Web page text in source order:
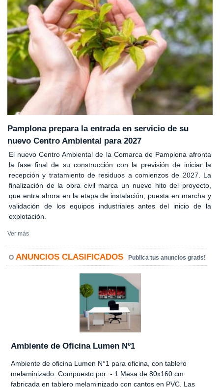
Pamplona prepara la entrada en servicio de su
nuevo Centro Ambiental para 2027
El nuevo Centro Ambiental de la Comarca de Pamplona afronta
la fase final de su construcción con la previsión de iniciar la
recepción y tratamiento de residuos a comienzos de 2027. La
finalización de la obra civil marca un nuevo hito del proyecto,
que entra ahora en la etapa de instalación, puesta en marcha y
validación de los equipos industriales antes del inicio de la
explotación.
Ver más
ANUNCIOS CLASIFICADOS Publica tus anuncios gratis!
Ambiente de Oficina Lumen Nº1
Ambiente de oficina Lumen N°1 para oficina, con tablero
melaminizado. Compuesto por: - 1 Mesa de 80x160 cm
fabricada en tablero melaminizado con cantos en PVC. Las